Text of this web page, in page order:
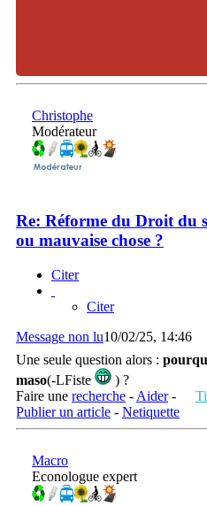
Christophe
Modérateur
Re: Réforme du Droit du
ou mauvaise chose ?
Citer
Citer
Message non lu10/02/25, 14:46
Une seule question alors :
maso(-LFiste ) ?
Faire une recherche - Aider-
Publier un article - Netiquette
Macro
Econologue expert